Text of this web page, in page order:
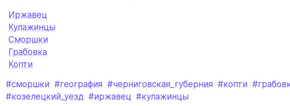
Иржавец
Кулажинцы
Сморшки
Грабовка
Копти
#сморшки #география #черниговская_губерния #копти
#козелецкий_уезд #иржавец #кулажинцы